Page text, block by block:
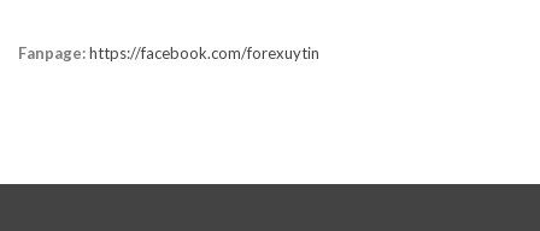
Fanpage:https://facebook.com/forexuytin